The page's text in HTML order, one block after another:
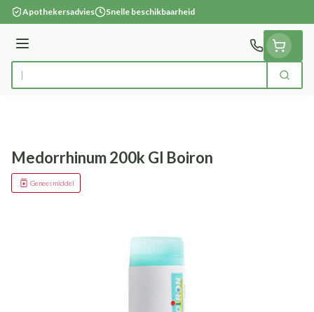
Ga naar de inhoud
Apothekersadvies Snelle beschikbaarheid
Menu
Product, merk, categorie... Zoek
Medorrhinum 200k Gl Boiron
Geneesmiddel